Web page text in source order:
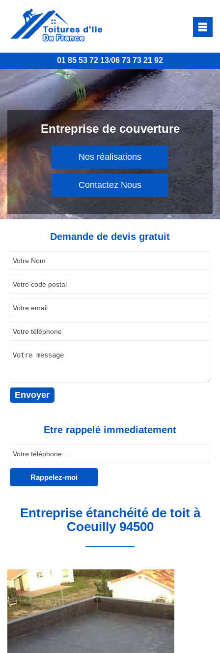
01 85 53 72 13/06 73 73 21 92
Entreprise de couverture
Nos réalisations
Contactez Nous
Demande de devis gratuit
Etre rappelé immediatement
Entreprise étanchéité de toit à
Coeuilly 94500